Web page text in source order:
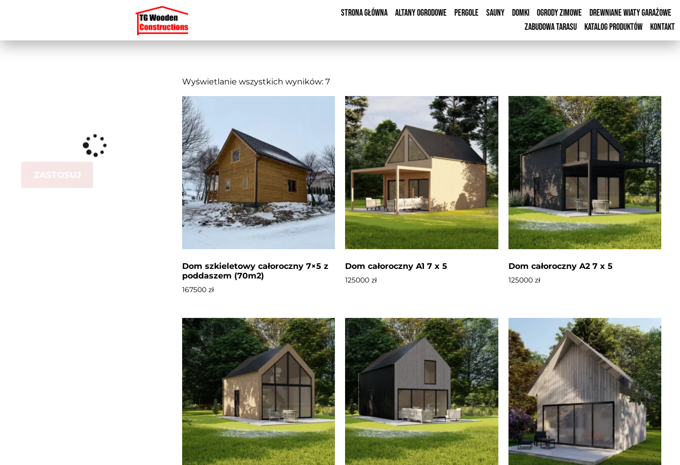
Strona Główna Altany Ogrodowe Pergole Sauny Domki Ogrody Zimowe
Drewniane Wiaty Garażowe
Zabudowa Tarasu
Katalog Produktów Kontakt
ZASTOSUJ
Wyświetlanie wszystkich wyników: 7
Dom szkieletowy całoroczny 7×5 z
poddaszem (70m2)
167500 zł
Dom całoroczny A1 7 x 5
125000 zł
Dom całoroczny A2 7 x 5
125000 zł